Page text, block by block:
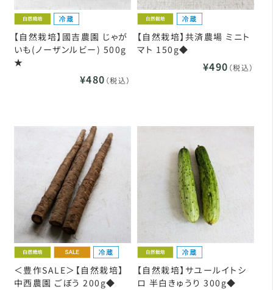
【自然栽培】國吉農園 じゃが
いも(ノーザンルビー) 500g
★
¥480 （税込）
【自然栽培】共済農場 ミニト
マト 150g◆
¥490 （税込）
＜豊作SALE＞【自然栽培】
中西農園 ごぼう 200g◆
【自然栽培】サユールイトシ
ロ 半白きゅうり 300g◆